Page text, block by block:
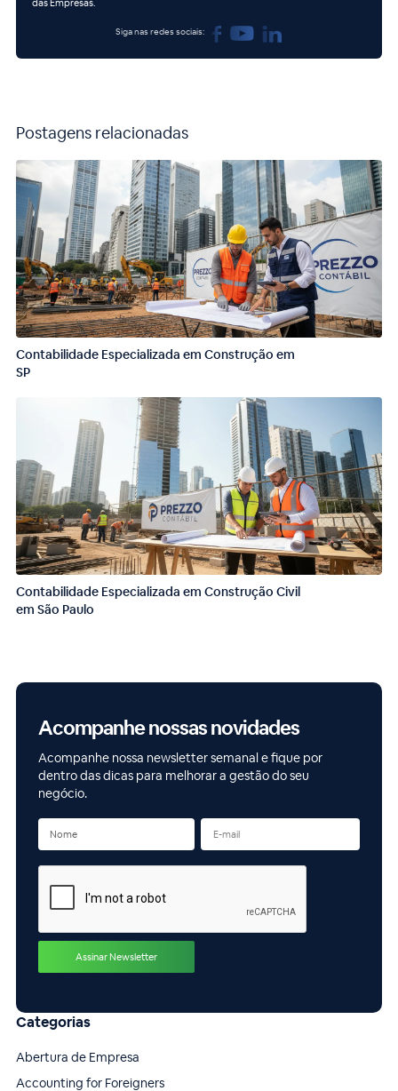
das Empresas.
Siga nas redes sociais:
Postagens relacionadas
Contabilidade Especializada em Construção em
SP
Contabilidade Especializada em Construção Civil
em São Paulo
Acompanhe nossas novidades
Acompanhe nossa newsletter semanal e fique por
dentro das dicas para melhorar a gestão do seu
negócio.
Categorias
Abertura de Empresa
Accounting for Foreigners